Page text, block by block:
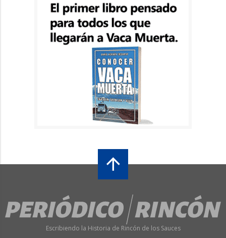
Escribiendo la Historia de Rincón de los Sauces